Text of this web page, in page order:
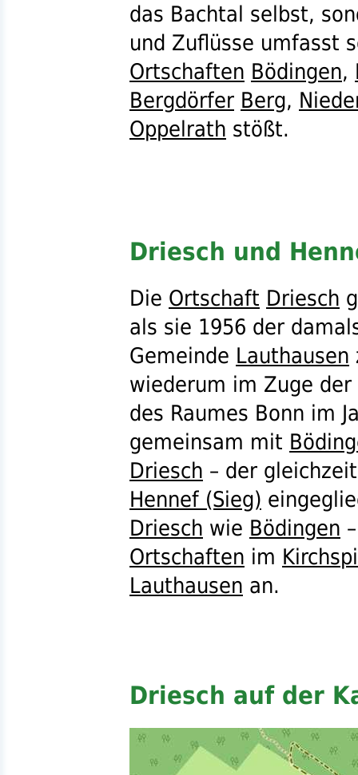
das Bachtal selbst,
und Zuflüsse umfasst
Ortschaften Bödingen,
Bergdörfer Berg,
Oppelrath stößt.
Driesch und
Die Ortschaft Driesch
als sie 1956 der
Gemeinde Lauthausen
wiederum im Zuge
des Raumes Bonn im
gemeinsam mit
Driesch – der
Hennef (Sieg)
Driesch wie Bödingen
Ortschaften im
Lauthausen an.
Driesch auf der